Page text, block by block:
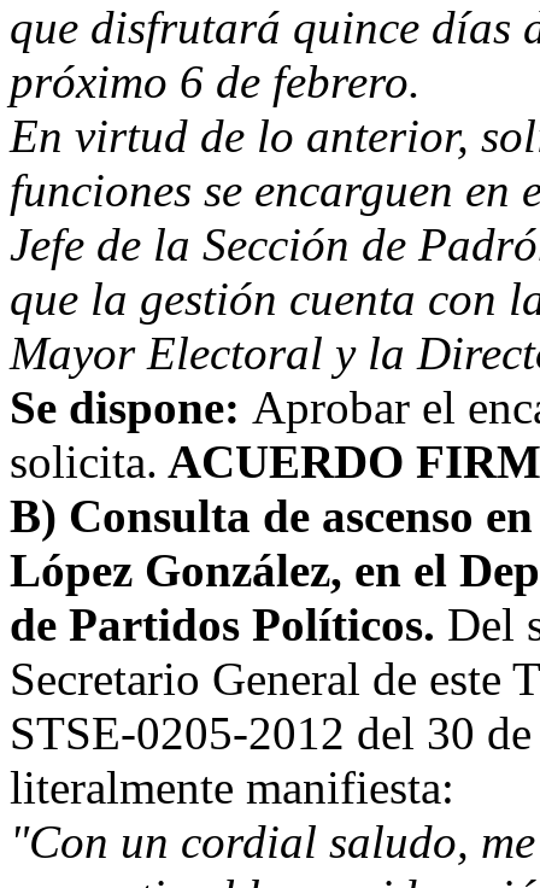
que disfrutará quince días
próximo 6 de febrero.
En virtud de lo anterior,
funciones se encarguen
Jefe de la Sección de
que la gestión cuenta con
Mayor Electoral y la
Se dispone: Aprobar el
solicita. ACUERDO
B) Consulta de ascenso
López González, en el
de Partidos Políticos. Del
Secretario General de este
STSE-0205-2012 del 30
literalmente manifiesta:
"Con un cordial saludo,